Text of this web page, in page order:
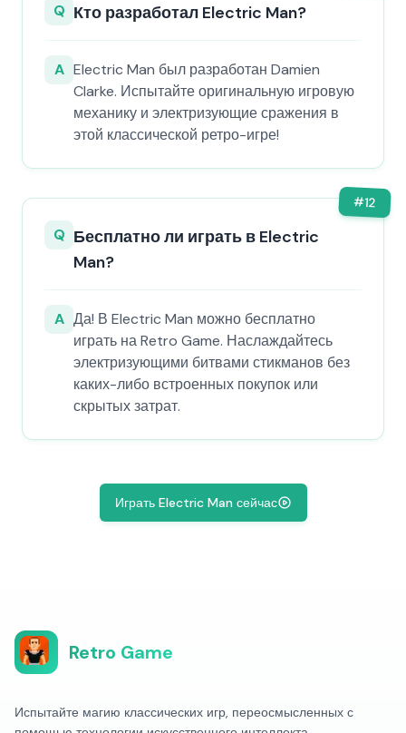
Q Кто разработал Electric Man?
A Electric Man был разработан Damien
Clarke. Испытайте оригинальную игровую
механику и электризующие сражения в
этой классической ретро-игре!
#12
Q Бесплатно ли играть в Electric
Man?
A Да! В Electric Man можно бесплатно
играть на Retro Game. Наслаждайтесь
электризующими битвами стикманов без
каких-либо встроенных покупок или
скрытых затрат.
Играть Electric Man сейчас
Retro Game
Испытайте магию классических игр, переосмысленных с